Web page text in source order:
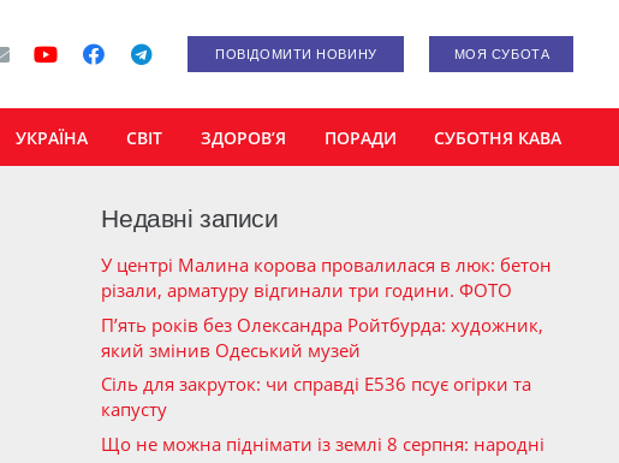
ПОВІДОМИТИ НОВИНУ МОЯ СУБОТА
УКРАЇНА СВІТ ЗДОРОВ’Я ПОРАДИ СУБОТНЯ КАВА
Недавні записи
У центрі Малина корова провалилася в люк: бетон
різали, арматуру відгинали три години. ФОТО
П’ять років без Олександра Ройтбурда: художник,
який змінив Одеський музей
Сіль для закруток: чи справді Е536 псує огірки та
капусту
Що не можна піднімати із землі 8 серпня: народні